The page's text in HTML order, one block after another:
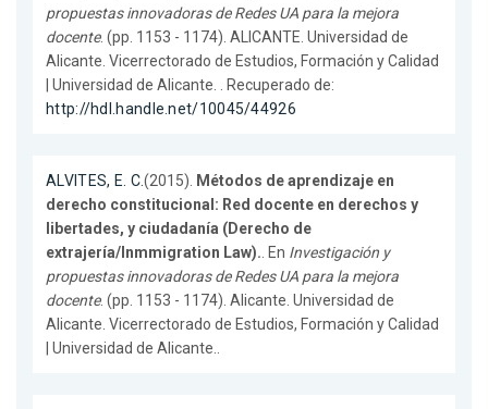
propuestas innovadoras de Redes UA para la mejora
docente. (pp. 1153 - 1174). ALICANTE. Universidad de
Alicante. Vicerrectorado de Estudios, Formación y Calidad
| Universidad de Alicante. . Recuperado de:
http://hdl.handle.net/10045/44926
ALVITES, E. C.(2015). Métodos de aprendizaje en
derecho constitucional: Red docente en derechos y
libertades, y ciudadanía (Derecho de
extrajería/Inmmigration Law).. En Investigación y
propuestas innovadoras de Redes UA para la mejora
docente. (pp. 1153 - 1174). Alicante. Universidad de
Alicante. Vicerrectorado de Estudios, Formación y Calidad
| Universidad de Alicante..